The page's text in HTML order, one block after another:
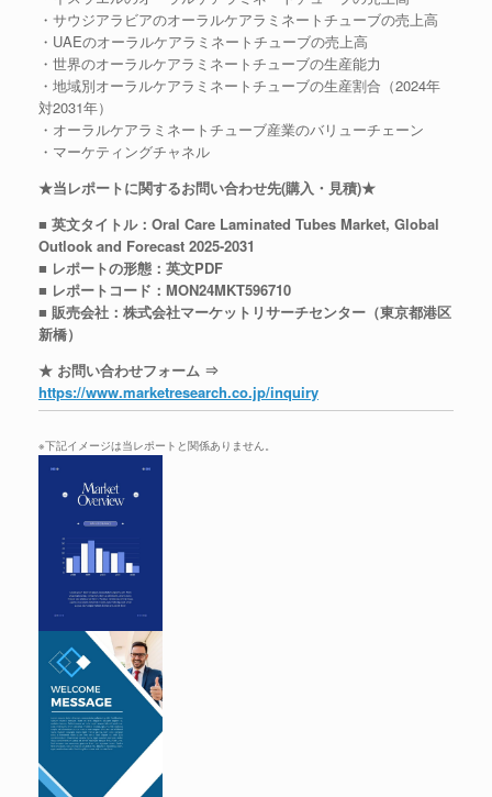
・サウジアラビアのオーラルケアラミネートチューブの売上高
・UAEのオーラルケアラミネートチューブの売上高
・世界のオーラルケアラミネートチューブの生産能力
・地域別オーラルケアラミネートチューブの生産割合（2024年
対2031年）
・オーラルケアラミネートチューブ産業のバリューチェーン
・マーケティングチャネル
★当レポートに関するお問い合わせ先(購入・見積)★
■ 英文タイトル：Oral Care Laminated Tubes Market, Global
Outlook and Forecast 2025-2031
■ レポートの形態：英文PDF
■ レポートコード：MON24MKT596710
■ 販売会社：株式会社マーケットリサーチセンター（東京都港区
新橋）
★ お問い合わせフォーム ⇒
https://www.marketresearch.co.jp/inquiry
※下記イメージは当レポートと関係ありません。